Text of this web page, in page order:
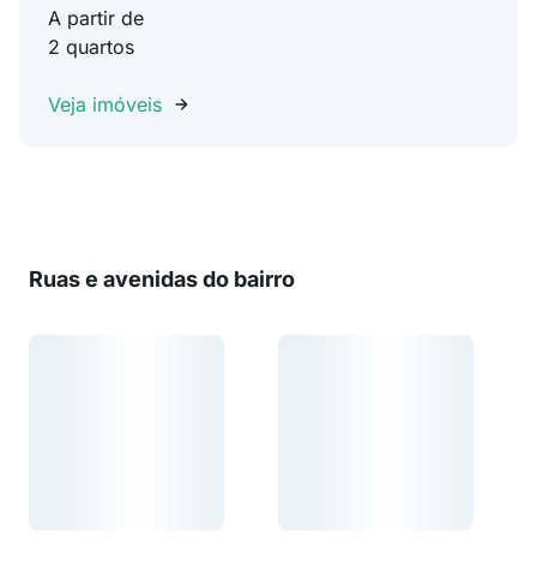
A partir de
2 quartos
Veja imóveis
Ruas e avenidas do bairro